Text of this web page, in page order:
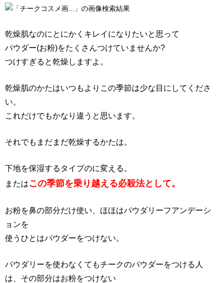
乾燥肌なのにとにかくキレイになりたいと思って
パウダー(お粉)をたくさんつけていませんか?
つけすぎると乾燥しますよ。
乾燥肌のかたはいつもよりこの季節は少な目にしてくださ
い。
これだけでもかなり違うと思います。
それでもまだまだ乾燥するかたは。
下地を保湿するタイプのに変える。
またはこの季節を乗り越える必殺法として。
お粉を鼻の部分だけ使い、ほほはパウダリーフアンデーシ
ョンを
使うひとはパウダーをつけない。
パウダリーを使わなくてもチークのパウダーをつける人
は、その部分はお粉をつけない